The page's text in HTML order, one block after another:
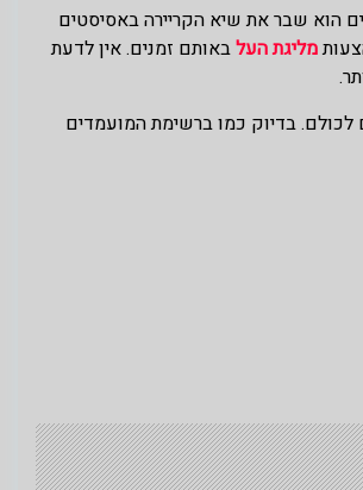
שבר שיא קריירה בנק' (29), אשתקד שבר שיא קריירה בריב' (14), ולפני כ-3 שנים הוא שבר את שיא הקריירה באסיסטים
מליגת העלבאותם זמנים. אין לדעת
בדיוק כמו ברשימת המועמדים